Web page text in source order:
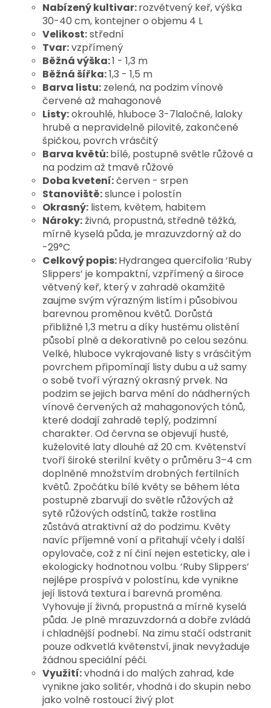
Nabízený kultivar:rozvětvený keř, výška
30-40 cm, kontejner o objemu 4 L
Velikost:střední
Tvar:vzpřímený
Běžná výška:1 - 1,3 m
Běžná šířka:1,3 - 1,5 m
Barva listu: zelená, na podzim vínově
červené až mahagonové
Listy:okrouhlé, hluboce 3-7laločné, laloky
hrubě a nepravidelně pilovité, zakončené
špičkou, povrch vrásčitý
Barva květů:bílé, postupně světle růžové a
na podzim až tmavě růžové
Doba kvetení:červen - srpen
Stanoviště:slunce i polostín
Okrasný: listem, květem, habitem
Nároky: živná, propustná, středně těžká,
mírně kyselá půda, je mrazuvzdorný až do
-29°C
Celkový popis:Hydrangea quercifolia ‘Ruby
Slippers’ je kompaktní, vzpřímený a široce
větvený keř, který v zahradě okamžitě
zaujme svým výrazným listím i působivou
barevnou proměnou květů. Dorůstá
přibližně 1,3 metru a díky hustému olistění
působí plně a dekorativně po celou sezónu.
Velké, hluboce vykrajované listy s vrásčitým
povrchem připomínají listy dubu a už samy
o sobě tvoří výrazný okrasný prvek. Na
podzim se jejich barva mění do nádherných
vínově červených až mahagonových tónů,
které dodají zahradě teplý, podzimní
charakter. Od června se objevují husté,
kuželovité laty dlouhé až 20 cm. Květenství
tvoří široké sterilní květy o průměru 3–4 cm
doplněné množstvím drobných fertilních
květů. Zpočátku bílé květy se během léta
postupně zbarvují do světle růžových až
sytě růžových odstínů, takže rostlina
zůstává atraktivní až do podzimu. Květy
navíc příjemně voní a přitahují včely i další
opylovače, což z ní činí nejen esteticky, ale i
ekologicky hodnotnou volbu. ‘Ruby Slippers’
nejlépe prospívá v polostínu, kde vynikne
její listová textura i barevná proměna.
Vyhovuje jí živná, propustná a mírně kyselá
půda. Je plně mrazuvzdorná a dobře zvládá
i chladnější podnebí. Na zimu stačí odstranit
pouze odkvetlá květenství, jinak nevyžaduje
žádnou speciální péči.
Využití:vhodná i do malých zahrad, kde
vynikne jako solitér, vhodná i do skupin nebo
jako volně rostoucí živý plot